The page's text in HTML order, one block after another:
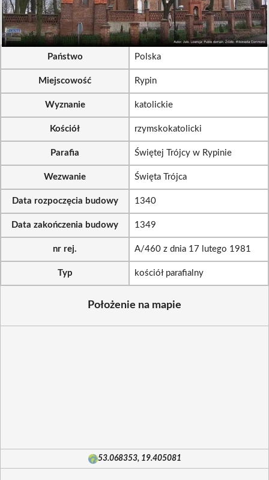
Państwo Polska
Miejscowość Rypin
Wyznanie katolickie
Kościół rzymskokatolicki
Parafia Świętej Trójcy w Rypinie
Wezwanie Święta Trójca
Data rozpoczęcia budowy 1340
Data zakończenia budowy 1349
nr rej. A/460 z dnia 17 lutego 1981
Typ kościół parafialny
Położenie na mapie
53.068353, 19.405081